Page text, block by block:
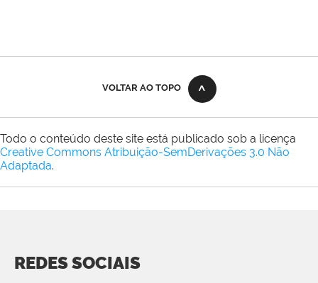
VOLTAR AO TOPO
Todo o conteúdo deste site está publicado sob a licença
Creative Commons Atribuição-SemDerivações 3.0 Não
Adaptada.
REDES SOCIAIS